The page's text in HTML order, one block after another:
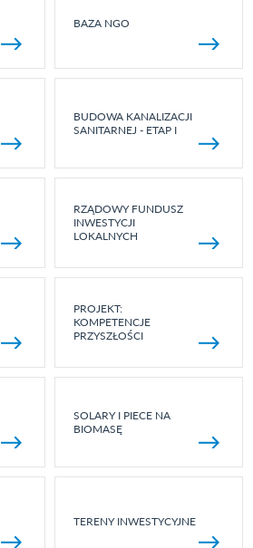
BAZA NGO
BUDOWA KANALIZACJI
SANITARNEJ - ETAP I
RZĄDOWY FUNDUSZ
INWESTYCJI
LOKALNYCH
PROJEKT:
KOMPETENCJE
PRZYSZŁOŚCI
SOLARY I PIECE NA
BIOMASĘ
TERENY INWESTYCYJNE